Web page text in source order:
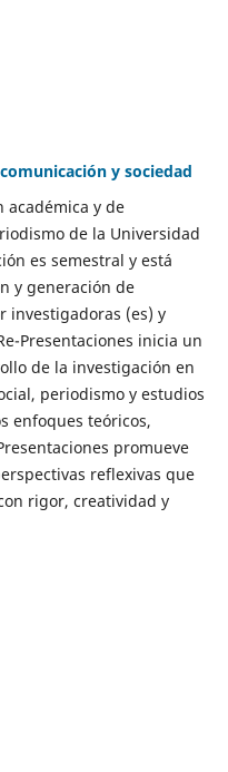
y sociedad
académica y de
de la Universidad
es semestral y está
y generación de
investigadoras (es) y
Presentaciones inicia un
de la investigación en
periodismo y estudios
enfoques teóricos,
promueve
reflexivas que
rigor, creatividad y